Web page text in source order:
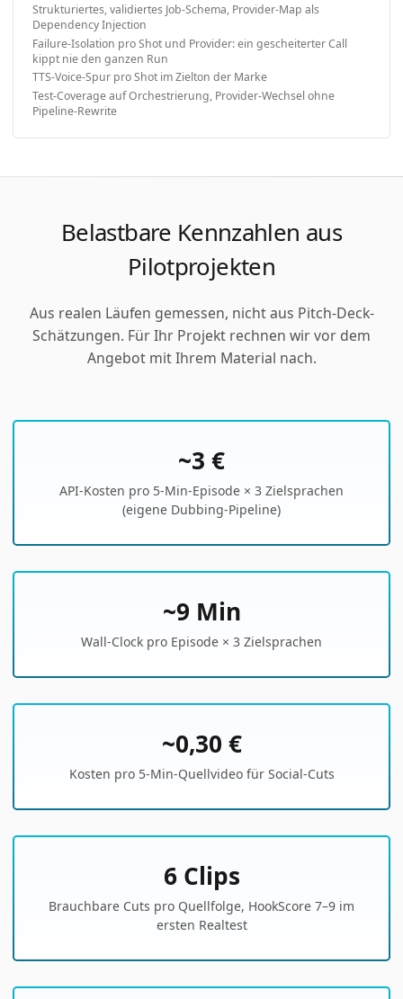
Strukturiertes, validiertes Job-Schema, Provider-Map als
Dependency Injection
Failure-Isolation pro Shot und Provider: ein gescheiterter Call
kippt nie den ganzen Run
TTS-Voice-Spur pro Shot im Zielton der Marke
Test-Coverage auf Orchestrierung, Provider-Wechsel ohne
Pipeline-Rewrite
Belastbare Kennzahlen aus
Pilotprojekten
Aus realen Läufen gemessen, nicht aus Pitch-Deck-
Schätzungen. Für Ihr Projekt rechnen wir vor dem
Angebot mit Ihrem Material nach.
~3 €
API-Kosten pro 5-Min-Episode × 3 Zielsprachen
(eigene Dubbing-Pipeline)
~9 Min
Wall-Clock pro Episode × 3 Zielsprachen
~0,30 €
Kosten pro 5-Min-Quellvideo für Social-Cuts
6 Clips
Brauchbare Cuts pro Quellfolge, HookScore 7–9 im
ersten Realtest